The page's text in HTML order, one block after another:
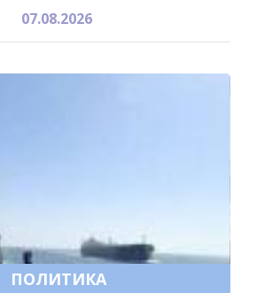
07.08.2026
ПОЛИТИКА